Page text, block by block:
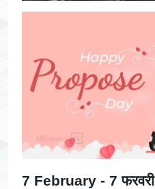
7 February - 7 फरवरी